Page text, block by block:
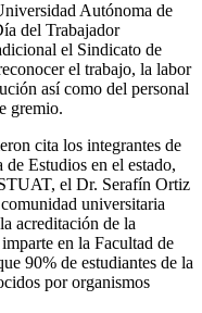
Autónoma de
del Trabajador
el Sindicato de
el trabajo, la labor
así como del personal
gremio.
cita los integrantes de
Estudios en el estado,
el Dr. Serafín Ortiz
universitaria
acreditación de la
en la Facultad de
90% de estudiantes de la
por organismos